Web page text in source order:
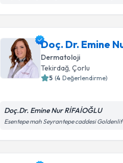
Doç. Dr. Emine
Dermatoloji
Tekirdağ,Çorlu
5 (4 Değerlendirme)
Doç.Dr. Emine Nur RİFAİOĞLU
Esentepe mah Seyrantepe caddesi